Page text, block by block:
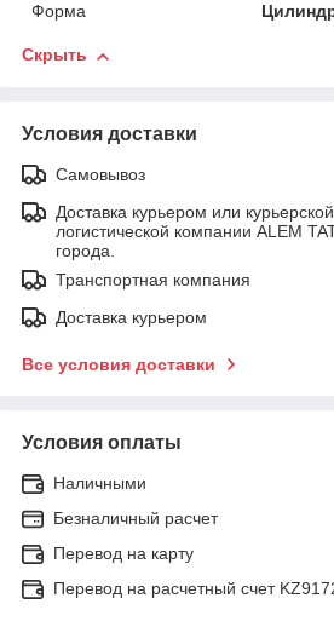
Форма
Скрыть
Условия доставки
Самовывоз
Доставка курьером или
логистической компании ALEM
города.
Транспортная компания
Доставка курьером
Все условия доставки
Условия оплаты
Наличными
Безналичный расчет
Перевод на карту
Перевод на расчетный счет